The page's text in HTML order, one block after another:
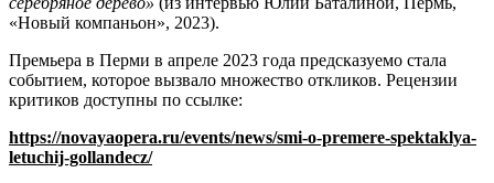
«Новый компаньон», 2023).
Премьера в Перми в апреле 2023 года предсказуемо стала
событием, которое вызвало множество откликов. Рецензии
критиков доступны по ссылке:
https://novayaopera.ru/events/news/smi-o-premere-spektaklya-
letuchij-gollandecz/